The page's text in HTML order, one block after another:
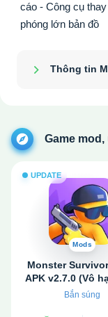
cáo - Công cụ
phóng lớn bản đồ
Thông tin
Game
UPDATE
Mods
Monster
APK v2.7.0 (Vô
đá quý)
Bắn súng